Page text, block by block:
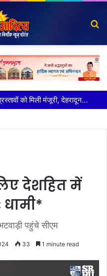
कृष्णा हाउसकीपिंग के मालिक दीपक जायसवाल विनोद नौटियाल आदि पर मुकदमा दर्ज
देशहित में
पहुंचे सीएम
33 1 minute read